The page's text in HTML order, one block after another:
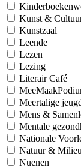
Kunst &
Kunstzaal
Leende
Lezen
Lezing
Literair Café
Meertalige
Mens &
Mentale
Nationale
Natuur & Milieu
Nuenen